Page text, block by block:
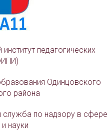
педагогических
Одинцовского
района
служба по надзору в сфере
науки